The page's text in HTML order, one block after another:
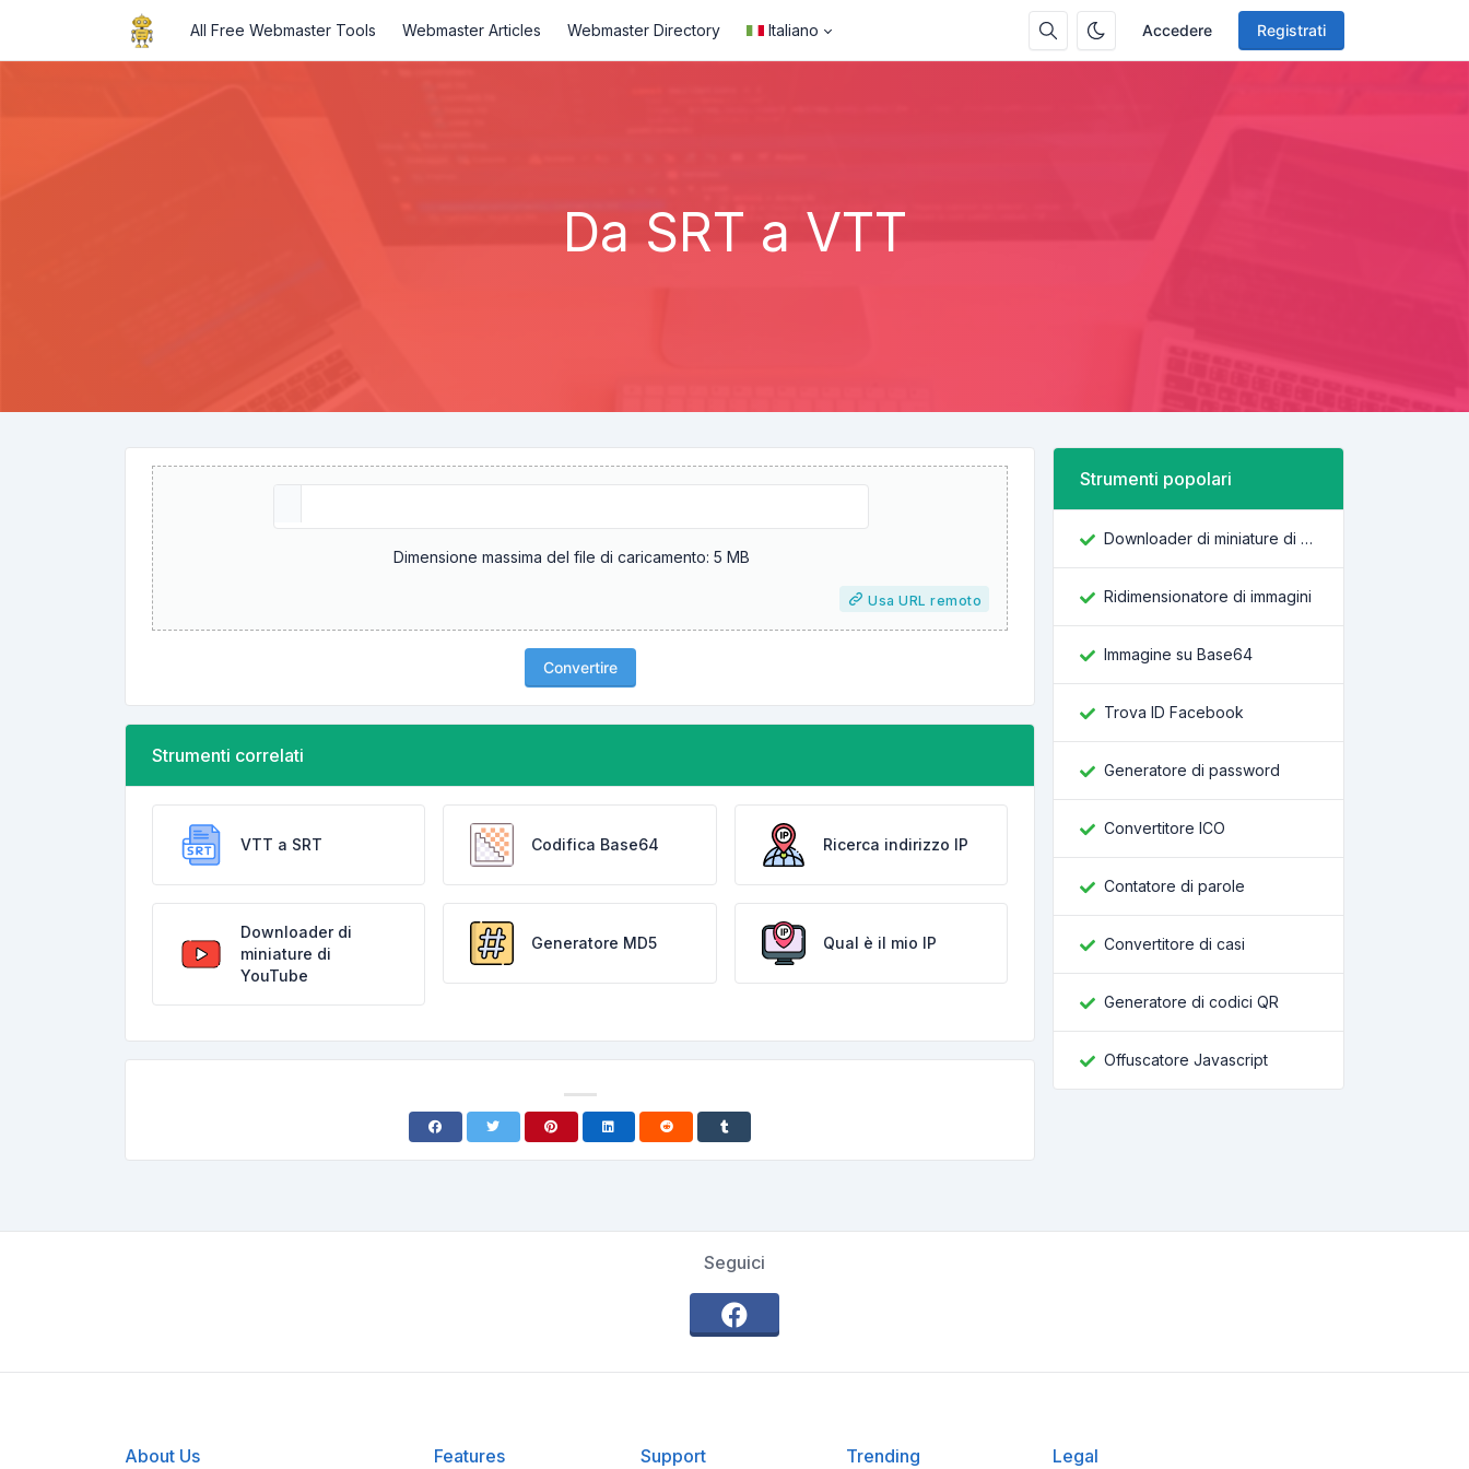
Accedere Registrati
All Free Webmaster Tools Webmaster Articles Webmaster Directory Italiano
Da SRT a VTT
Dimensione massima del file di caricamento: 5 MB
Usa URL remoto
Convertire
Strumenti correlati
VTT a SRT Codifica Base64 Ricerca indirizzo IP
Downloader di
miniature di
YouTube
Generatore MD5 Qual è il mio IP
Strumenti popolari
Downloader di miniature di YouTube
Ridimensionatore di immagini
Immagine su Base64
Trova ID Facebook
Generatore di password
Convertitore ICO
Contatore di parole
Convertitore di casi
Generatore di codici QR
Offuscatore Javascript
Seguici
About Us Features Support Trending Legal